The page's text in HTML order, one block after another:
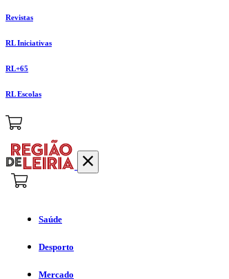
Revistas
RL Iniciativas
RL+65
RL Escolas
Saúde
Desporto
Mercado